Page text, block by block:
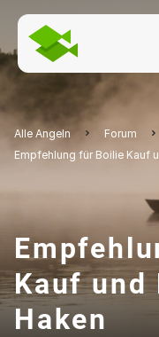
Alle Angeln Forum
Empfehlung für Boilie Kauf
Kauf und
Haken